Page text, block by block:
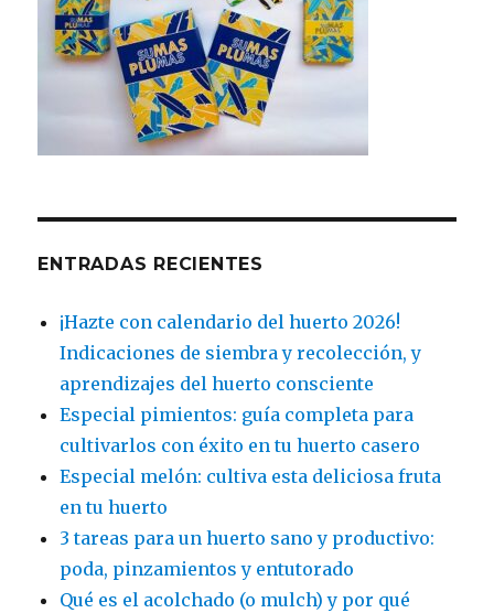
ENTRADAS RECIENTES
¡Hazte con calendario del huerto 2026!
Indicaciones de siembra y recolección, y
aprendizajes del huerto consciente
Especial pimientos: guía completa para
cultivarlos con éxito en tu huerto casero
Especial melón: cultiva esta deliciosa fruta
en tu huerto
3 tareas para un huerto sano y productivo:
poda, pinzamientos y entutorado
Qué es el acolchado (o mulch) y por qué